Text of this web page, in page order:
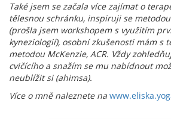
Také jsem se začala více zajímat o
tělesnou schránku, inspiruji se
(prošla jsem workshopem s využitím
kyneziologií), osobní zkušenosti mám s
metodou McKenzie, ACR. Vždy
cvičícího a snažím se mu nabídnout
neublížit si (ahimsa).
Více o mně naleznete na